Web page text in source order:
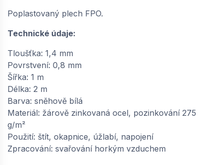
65100014
−
BAUDER / FPO VBL 14 poplastovaný plech
tabule (1 × 2 m = 2 m²) - sněhově bílá |
na objednávku
1 028, Kč / m2
Poplastovaný plech FPO.
Technické údaje:
Tloušťka: 1,4 mm
Povrstvení: 0,8 mm
Šířka: 1 m
Délka: 2 m
Barva: sněhově bílá
Materiál: žárově zinkovaná ocel, pozinkování 275
g/m²
Použití: štít, okapnice, úžlabí, napojení
Zpracování: svařování horkým vzduchem